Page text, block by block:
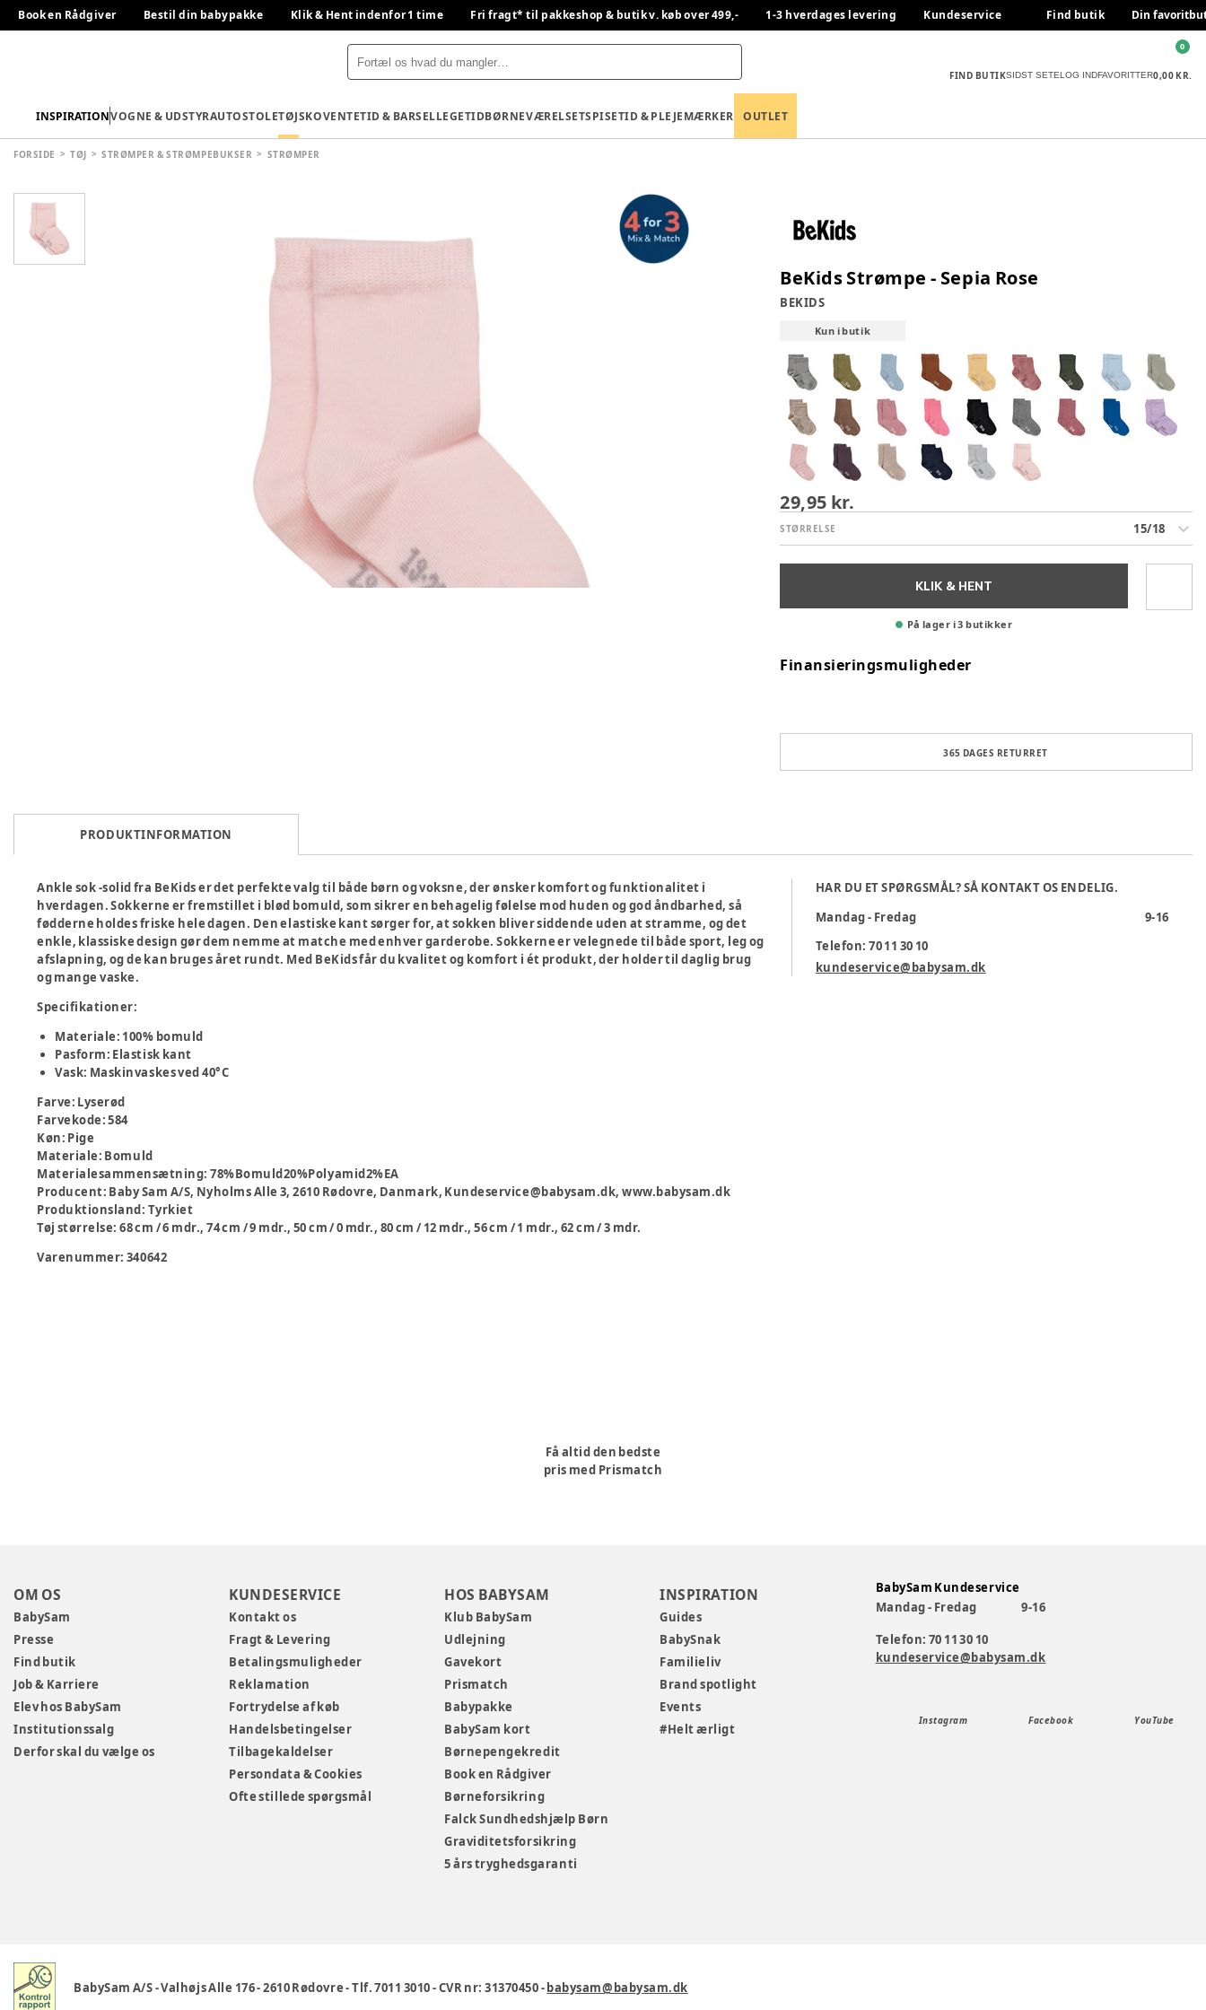
Book en Rådgiver Bestil din babypakke Klik & Hent indenfor 1 time Fri fragt* til pakkeshop & butik v. køb over 499,- 1-3 hverdages levering Kundeservice Find butik Din
FIND BUTIKSIDST SETELOG INDFAVORITTER0,00 KR.
0
INSPIRATIONVOGNE & UDSTYRAUTOSTOLETØJSKOVENTETID & BARSELLEGETIDBØRNEVÆRELSETSPISETID & PLEJEMÆRKER OUTLET
FORSIDE TØJ STRØMPER & STRØMPEBUKSER STRØMPER
BeKids Strømpe - Sepia Rose
BEKIDS
Kun i butik
29,95 kr.
STØRRELSE 15/18
KLIK & HENT
På lager i 3 butikker
Finansieringsmuligheder
365 DAGES RETURRET
PRODUKTINFORMATION
Ankle sok -solid fra BeKids er det perfekte valg til både børn og voksne, der ønsker komfort og funktionalitet i
hverdagen. Sokkerne er fremstillet i blød bomuld, som sikrer en behagelig følelse mod huden og god åndbarhed, så
fødderne holdes friske hele dagen. Den elastiske kant sørger for, at sokken bliver siddende uden at stramme, og det
enkle, klassiske design gør dem nemme at matche med enhver garderobe. Sokkerne er velegnede til både sport, leg og
afslapning, og de kan bruges året rundt. Med BeKids får du kvalitet og komfort i ét produkt, der holder til daglig brug
og mange vaske.
Specifikationer:
Materiale: 100% bomuld
Pasform: Elastisk kant
Vask: Maskinvaskes ved 40°C
Farve: Lyserød
Farvekode:584
Køn: Pige
Materiale: Bomuld
Materialesammensætning:78%Bomuld20%Polyamid2%EA
Producent: Baby Sam A/S, Nyholms Alle 3, 2610 Rødovre, Danmark, Kundeservice@babysam.dk, www.babysam.dk
Produktionsland: Tyrkiet
Tøj størrelse:68 cm / 6 mdr., 74 cm / 9 mdr., 50 cm / 0 mdr., 80 cm / 12 mdr., 56 cm / 1 mdr., 62 cm / 3 mdr.
Varenummer: 340642
HAR DU ET SPØRGSMÅL? SÅ KONTAKT OS ENDELIG.
Mandag - Fredag
9-16
Telefon: 70 11 30 10
kundeservice@babysam.dk
Få altid den bedste
pris med Prismatch
OM OS
BabySam
Presse
Find butik
Job & Karriere
Elev hos BabySam
Institutionssalg
Derfor skal du vælge os
KUNDESERVICE
Kontakt os
Fragt & Levering
Betalingsmuligheder
Reklamation
Fortrydelse af køb
Handelsbetingelser
Tilbagekaldelser
Persondata & Cookies
Ofte stillede spørgsmål
HOS BABYSAM
Klub BabySam
Udlejning
Gavekort
Prismatch
Babypakke
BabySam kort
Børnepengekredit
Book en Rådgiver
Børneforsikring
Falck Sundhedshjælp Børn
Graviditetsforsikring
5 års tryghedsgaranti
INSPIRATION
Guides
BabySnak
Familieliv
Brand spotlight
Events
#Helt ærligt
BabySam Kundeservice
Mandag - Fredag
9-16
Telefon: 70 11 30 10
kundeservice@babysam.dk
Instagram Facebook YouTube
BabySam A/S-Valhøjs Alle 176-2610 Rødovre-Tlf. 7011 3010-CVR nr: 31370450-babysam@babysam.dk